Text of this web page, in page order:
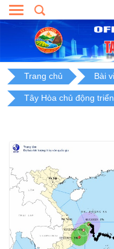
Skip
to
Trang chủ Bài
Tây Hòa chủ động